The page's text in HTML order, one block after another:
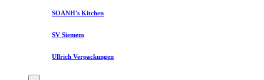
SOANH's Kitchen
SV Siemens
Ullrich Verpackungen